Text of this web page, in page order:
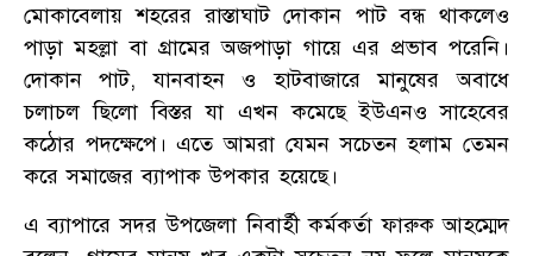
মোকাবেলায় শহরের রাস্তাঘাট দোকান পাট বন্ধ থাকলেও
পাড়া মহল্লা বা গ্রামের অজপাড়া গায়ে এর প্রভাব পরেনি।
দোকান পাট, যানবাহন ও হাটবাজারে মানুষের অবাধে
চলাচল ছিলো বিস্তর যা এখন কমেছে ইউএনও সাহেবের
কঠোর পদক্ষেপে। এতে আমরা যেমন সচেতন হলাম তেমন
করে সমাজের ব্যাপাক উপকার হয়েছে।
এ ব্যাপারে সদর উপজেলা নিবার্হী কর্মকর্তা ফারুক আহম্মেদ